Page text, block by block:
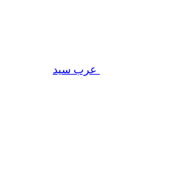
عرب سيد